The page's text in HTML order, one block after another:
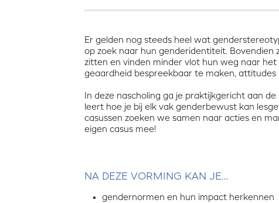
Er gelden nog steeds heel wat
op zoek naar hun genderidentiteit. Bovendien
zitten en vinden minder vlot hun weg naar
geaardheid bespreekbaar te maken,
In deze nascholing ga je praktijkgericht aan
leert hoe je bij elk vak genderbewust kan
casussen zoeken we samen naar acties en
eigen casus mee!
NA DEZE VORMING KAN JE…
gendernormen en hun impact herkennen